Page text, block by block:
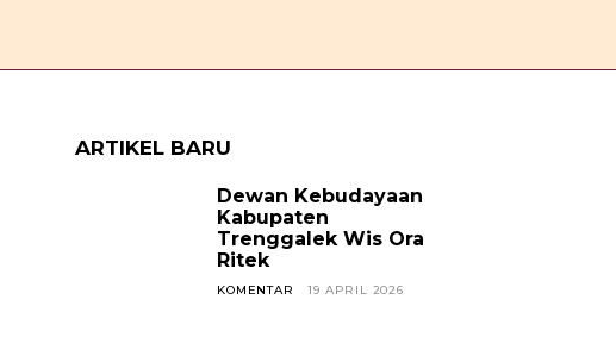
ARTIKEL BARU
Dewan Kebudayaan
Kabupaten
Trenggalek Wis Ora
Ritek
KOMENTAR 19 APRIL 2026